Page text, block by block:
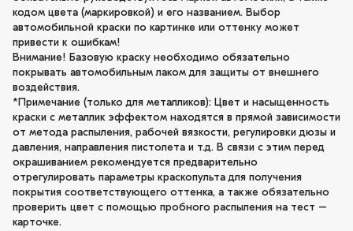
кодом цвета (маркировкой) и его названием. Выбор
автомобильной краски по картинке или оттенку может
привести к ошибкам!
Внимание! Базовую краску необходимо обязательно
покрывать автомобильным лаком для защиты от внешнего
воздействия.
*Примечание (только для металликов): Цвет и насыщенность
краски с металлик эффектом находятся в прямой зависимости
от метода распыления, рабочей вязкости, регулировки дюзы и
давления, направления пистолета и т.д. В связи с этим перед
окрашиванием рекомендуется предварительно
отрегулировать параметры краскопульта для получения
покрытия соответствующего оттенка, а также обязательно
проверить цвет с помощью пробного распыления на тест –
карточке.